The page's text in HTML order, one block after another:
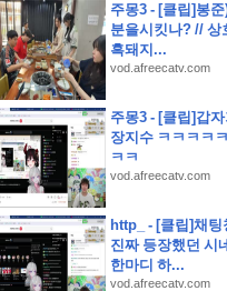
주몽3 - [클립]봉
분을시킷나? // 상
흑돼지...
vod.afreecatv.com
주몽3 - [클립]갑
장지수 ㅋㅋㅋㅋ
ㅋㅋ
vod.afreecatv.com
http_ - [클립]채팅
진짜 등장했던 시
한마디 하...
vod.afreecatv.com